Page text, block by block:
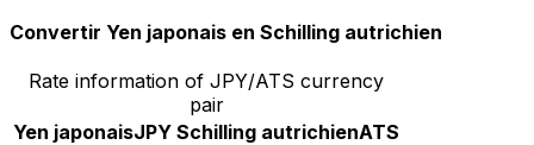
Convertir Yen japonais en Schilling autrichien
Rate information of JPY/ATS currency
pair
Yen japonaisJPY Schilling autrichienATS